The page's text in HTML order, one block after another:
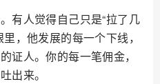
有人觉得自己只是“拉了几
，他发展的每一个下线，
证人。你的每一笔佣金，
出来。